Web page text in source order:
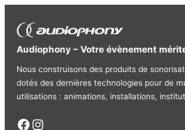
Audiophony – Votre évènement
Nous construisons des produits de
dotés des dernières technologies pour de
utilisations : animations, installations,
Facebook Instagram